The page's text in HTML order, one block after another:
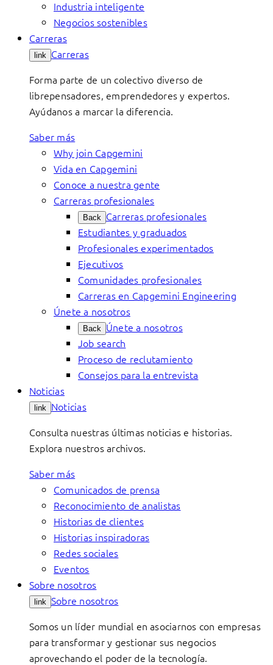
Industria inteligente
Negocios sostenibles
Carreras
link Carreras
Forma parte de un colectivo diverso de
librepensadores, emprendedores y expertos.
Ayúdanos a marcar la diferencia.
Saber más
Why join Capgemini
Vida en Capgemini
Conoce a nuestra gente
Carreras profesionales
Back Carreras profesionales
Estudiantes y graduados
Profesionales experimentados
Ejecutivos
Comunidades profesionales
Carreras en Capgemini Engineering
Únete a nosotros
Back Únete a nosotros
Job search
Proceso de reclutamiento
Consejos para la entrevista
Noticias
link Noticias
Consulta nuestras últimas noticias e historias.
Explora nuestros archivos.
Saber más
Comunicados de prensa
Reconocimiento de analistas
Historias de clientes
Historias inspiradoras
Redes sociales
Eventos
Sobre nosotros
link Sobre nosotros
Somos un líder mundial en asociarnos con empresas
para transformar y gestionar sus negocios
aprovechando el poder de la tecnología.